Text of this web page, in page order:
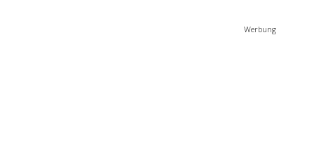
Werbung